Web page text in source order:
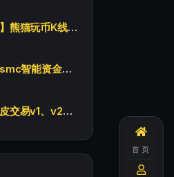
【视频教程】熊猫玩币K线后的秘密（全集）
汉化修正版smc智能资金订单指标
超短线剥头皮交易v1、v2版本
首页